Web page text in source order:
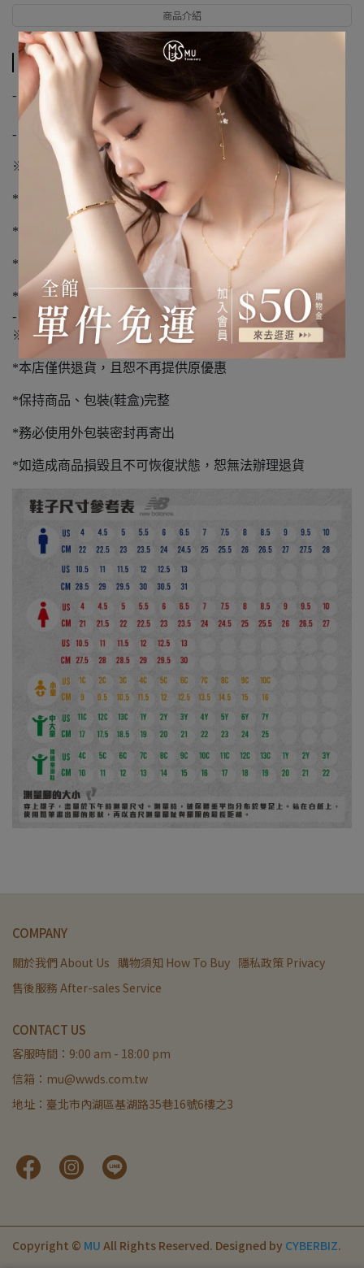
商品介紹
商品介紹
-
【優尼聖運動聯盟】
-
※購物須知※
*下單前請先詢問庫存，下單後3-5個工作天到貨
*不提供外島宅配服務
*如有溢膠、編織顏色不同、新品氣味不屬瑕疵範圍
*請您確認購買再下單，避免浪費資源
-
※退貨須知※
*本店僅供退貨，且恕不再提供原優惠
*保持商品、包裝(鞋盒)完整
*務必使用外包裝密封再寄出
*如造成商品損毀且不可恢復狀態，恕無法辦理退貨
COMPANY
關於我們 About Us 購物須知 How To Buy 隱私政策 Privacy
售後服務 After-sales Service
CONTACT US
客服時間：9:00 am - 18:00 pm
信箱：mu@wwds.com.tw
地址：臺北市內湖區基湖路35巷16號6樓之3
Copyright © MU All Rights Reserved. Designed by CYBERBIZ.